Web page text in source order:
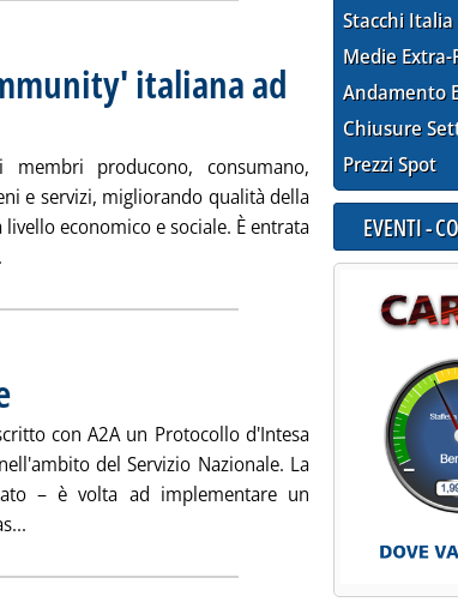
italiana ad
2025 alle 14.56.
producono, consumano,
e servizi, migliorando qualità della
economico e sociale. È entrata
Leggi tutta la notizia: 'Enea testa prima ‘Smart
con A2A un Protocollo d'Intesa
del Servizio Nazionale. La
– è volta ad implementare un
Stacchi Italia
Medie Extra-
Andamento
Chiusure
Prezzi Spot
EVENTI -